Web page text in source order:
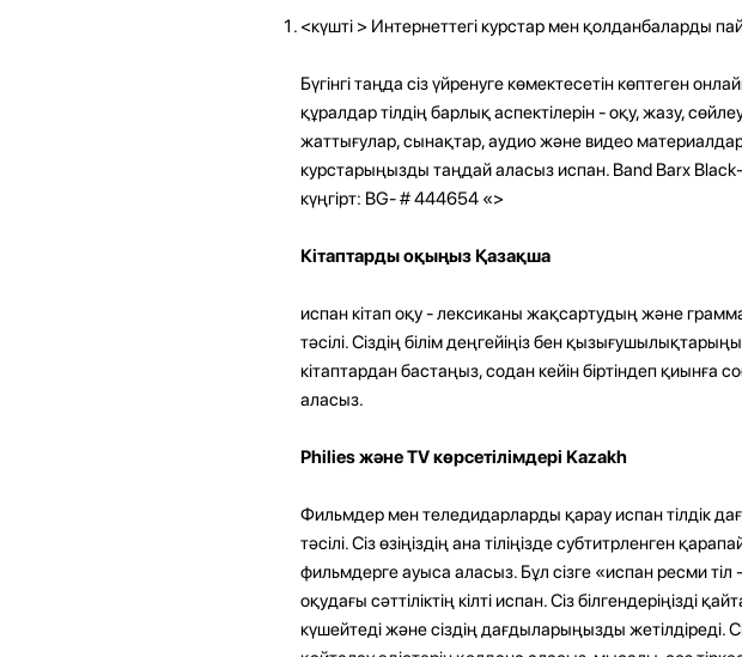
<күшті > Интернеттегі курстар мен қолданбаларды
Бүгінгі таңда сіз үйренуге көмектесетін көптеген
құралдар тілдің барлық аспектілерін - оқу, жазу,
жаттығулар, сынақтар, аудио және видео
курстарыңызды таңдай аласыз испан. Band Barx
күңгірт: BG- # 444654 «>
Кітаптарды оқыңыз Қазақша
испан кітап оқу - лексиканы жақсартудың және
тәсілі. Сіздің білім деңгейіңіз бен
кітаптардан бастаңыз, содан кейін біртіндеп қиынға
аласыз.
Philies және TV көрсетілімдері Kazakh
Фильмдер мен теледидарларды қарау испан тілдік
тәсілі. Сіз өзіңіздің ана тіліңізде субтитрленген
фильмдерге ауыса аласыз. Бұл сізге «испан ресми тіл
оқудағы сәттіліктің кілті испан. Сіз
күшейтеді және сіздің дағдыларыңызды жетілдіреді.